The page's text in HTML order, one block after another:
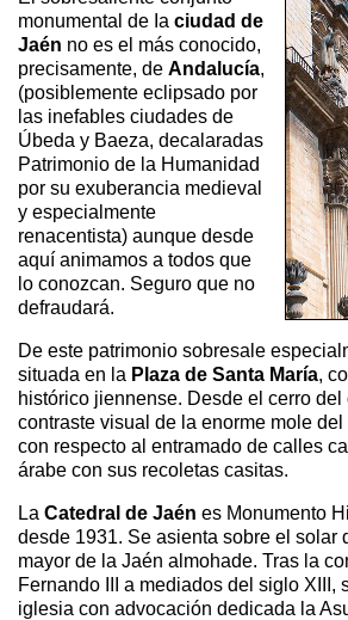
monumental de Ia ciudad de
Jaén no es el más conocido,
precisamente, de Andalucía,
(posiblemente eclipsado por
las inefables ciudades de
Úbeda y Baeza, decalaradas
Patrimonio de la Humanidad
por su exuberancia medieval
y especialmente
renacentista) aunque desde
aquí animamos a todos que
lo conozcan. Seguro que no
defraudará.
De este patrimonio sobresale
situada en la Plaza de Santa María,
histórico jiennense. Desde el cerro del
contraste visual de la enorme mole
con respecto al entramado de calles
árabe con sus recoletas casitas.
La Catedral de Jaén es Monumento
desde 1931. Se asienta sobre el solar
mayor de la Jaén almohade. Tras la
Fernando III a mediados del siglo XIII,
iglesia con advocación dedicada la